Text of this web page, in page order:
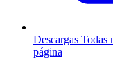
Descargas Todas
página